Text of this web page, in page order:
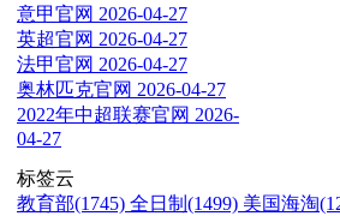
意甲官网 2026-04-27
英超官网 2026-04-27
法甲官网 2026-04-27
奥林匹克官网 2026-04-27
2022年中超联赛官网 2026-
04-27
标签云
教育部(1745) 全日制(1499) 美国海淘